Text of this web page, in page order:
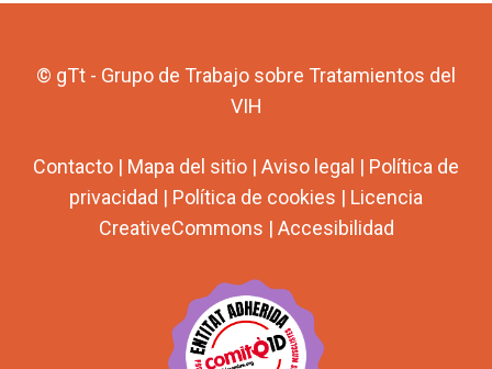
© gTt - Grupo de Trabajo sobre Tratamientos del
VIH
Contacto | Mapa del sitio | Aviso legal | Política de
privacidad | Política de cookies | Licencia
CreativeCommons | Accesibilidad